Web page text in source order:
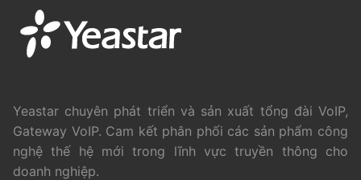
Yeastar chuyên phát triển và sản xuất tổng đài VoIP,
Gateway VoIP. Cam kết phân phối các sản phẩm công
nghệ thế hệ mới trong lĩnh vực truyền thông cho
doanh nghiệp.